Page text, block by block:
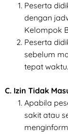
Peserta
dengan
Kelompok
Peserta
sebelum
tepat waktu.
C. Izin Tidak
Apabila
sakit atau